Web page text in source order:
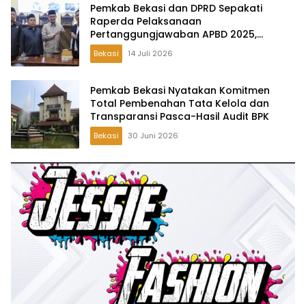
Pemkab Bekasi dan DPRD Sepakati
Raperda Pelaksanaan
Pertanggungjawaban APBD 2025,
Perkuat Akuntabilitas Tata Kelola
Keuangan Daerah
Bekasi 14 Juli 2026
Pemkab Bekasi Nyatakan Komitmen
Total Pembenahan Tata Kelola dan
Transparansi Pasca-Hasil Audit BPK
Bekasi 30 Juni 2026